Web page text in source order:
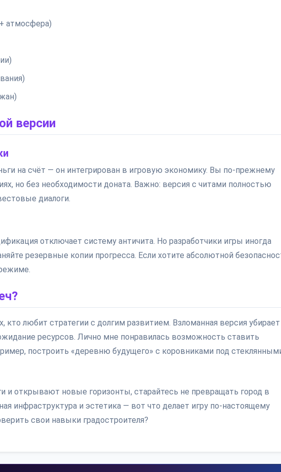
атмосфера)
версии
на счёт — он интегрирован в игровую экономику. Вы по-прежнему
но без необходимости доната. Важно: версия с читами полностью
диалоги.
отключает систему античита. Но разработчики игры иногда
резервные копии прогресса. Если хотите абсолютной
кто любит стратегии с долгим развитием. Взломанная версия убирает
ресурсов. Лично мне понравилась возможность ставить
построить «деревню будущего» с коровниками под
и открывают новые горизонты, старайтесь не превращать город в
инфраструктура и эстетика — вот что делает игру по-настоящему
свои навыки градостроителя?